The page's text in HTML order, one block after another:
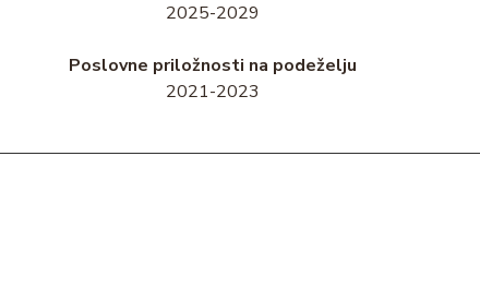
2025-2029
Poslovne priložnosti na podeželju
2021-2023